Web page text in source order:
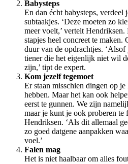
Babysteps
En dan écht babysteps, verdeel
subtaakjes. ‘Deze moeten zo
meer voelt,’ vertelt
stapjes heel concreet te
duur van de opdrachtjes. ‘Alsof
tiener die het eigenlijk niet wil
zijn,’ tipt de expert.
Kom jezelf tegemoet
Er staan misschien dingen op
hebben. Maar het kan ook
eerst te gunnen. We zijn
maar je kunt je ook proberen te
Hendriksen. ‘Als dit allemaal
zo goed datgene aanpakken
voel.’
Falen mag
Het is niet haalbaar om alles